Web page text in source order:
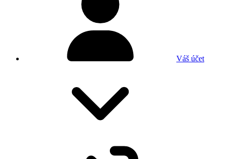
Váš účet